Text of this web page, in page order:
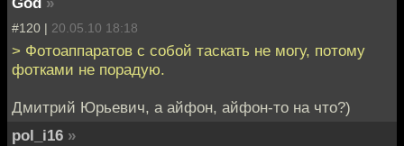
#120 | 20.05.10 18:18
> Фотоаппаратов с собой таскать не могу, потому
фотками не порадую.
Дмитрий Юрьевич, а айфон, айфон-то на что?)
pol_i16 »